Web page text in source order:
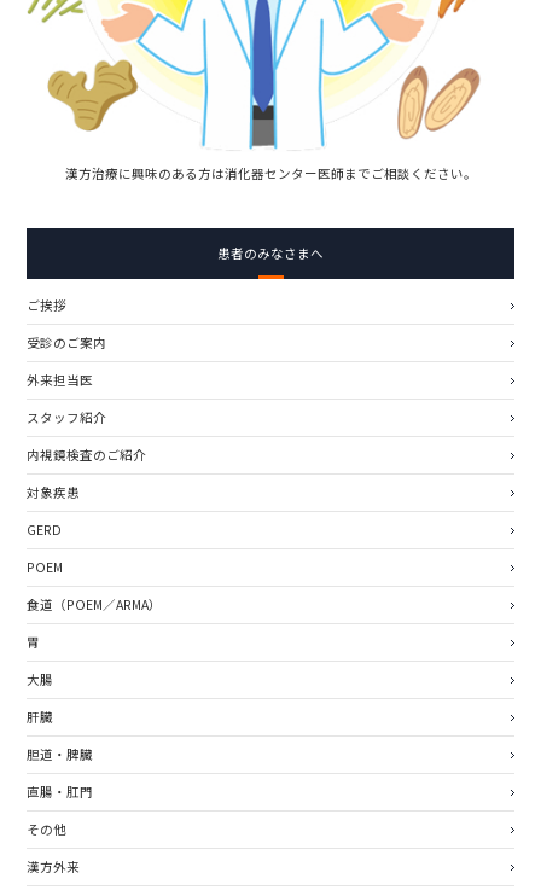
漢方治療に興味のある方は消化器センター医師までご相談ください。
患者のみなさまへ
ご挨拶
受診のご案内
外来担当医
スタッフ紹介
内視鏡検査のご紹介
対象疾患
GERD
POEM
食道（POEM／ARMA）
胃
⼤腸
肝臓
胆道・脾臓
直腸・肛門
その他
漢⽅外来